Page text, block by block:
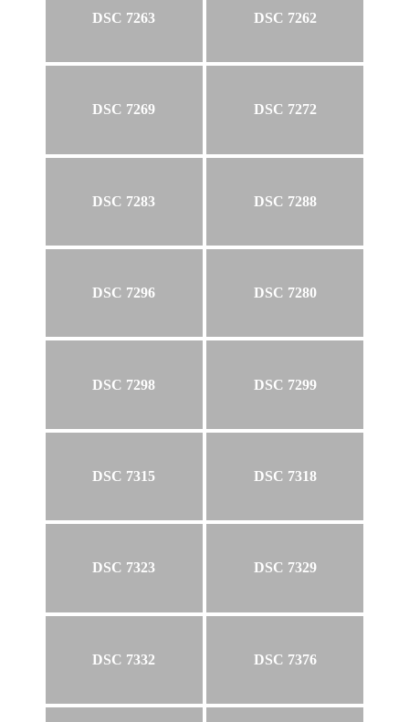
DSC 7263 DSC 7262
DSC 7269 DSC 7272
DSC 7283 DSC 7288
DSC 7296 DSC 7280
DSC 7298 DSC 7299
DSC 7315 DSC 7318
DSC 7323 DSC 7329
DSC 7332 DSC 7376